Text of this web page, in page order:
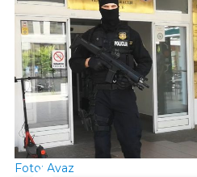
Foto: Avaz